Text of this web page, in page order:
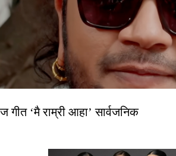
गीत ‘मै राम्री आहा’ सार्वजनिक